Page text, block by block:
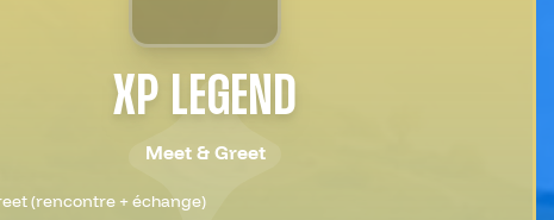
XP LEGEND
Meet & Greet
(rencontre + échange)